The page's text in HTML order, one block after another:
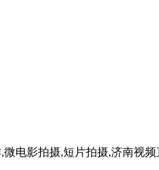
电影拍摄,短片拍摄,济南视